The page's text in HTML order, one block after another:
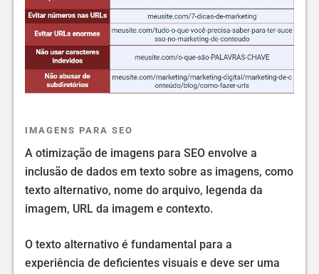
IMAGENS PARA SEO
A otimização de imagens para SEO envolve a
inclusão de dados em texto sobre as imagens, como
texto alternativo, nome do arquivo, legenda da
imagem, URL da imagem e contexto.
O texto alternativo é fundamental para a
experiência de deficientes visuais e deve ser uma